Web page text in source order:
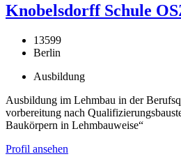
Knobelsdorff Schule
13599
Berlin
Ausbildung
Ausbildung im Lehmbau in der
vorbereitung nach
Baukörpern in Lehmbauweise“
Profil ansehen